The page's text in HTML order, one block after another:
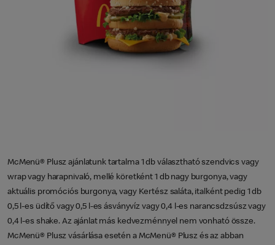
McMenü® Plusz ajánlatunk tartalma 1 db választható szendvics vagy
wrap vagy harapnivaló, mellé köretként 1 db nagy burgonya, vagy
aktuális promóciós burgonya, vagy Kertész saláta, italként pedig 1 db
0,5 l-es üdítő vagy 0,5 l-es ásványvíz vagy 0,4 l-es narancsdzsúsz vagy
0,4 l-es shake. Az ajánlat más kedvezménnyel nem vonható össze.
McMenü® Plusz vásárlása esetén a McMenü® Plusz és az abban